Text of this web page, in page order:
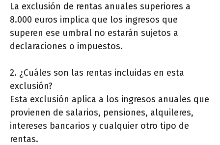
La exclusión de rentas anuales superiores a
8.000 euros implica que los ingresos que
superen ese umbral no estarán sujetos a
declaraciones o impuestos.
2. ¿Cuáles son las rentas incluidas en esta
exclusión?
Esta exclusión aplica a los ingresos anuales que
provienen de salarios, pensiones, alquileres,
intereses bancarios y cualquier otro tipo de
rentas.